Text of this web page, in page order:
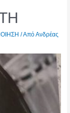
/ ΑπόΑνδρέας